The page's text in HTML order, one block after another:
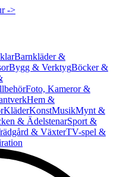
->
Barnkläder &
Bygg & VerktygBöcker &
Foto, Kameror &
Hem &
KläderKonstMusikMynt &
& ÄdelstenarSport &
& VäxterTV-spel &